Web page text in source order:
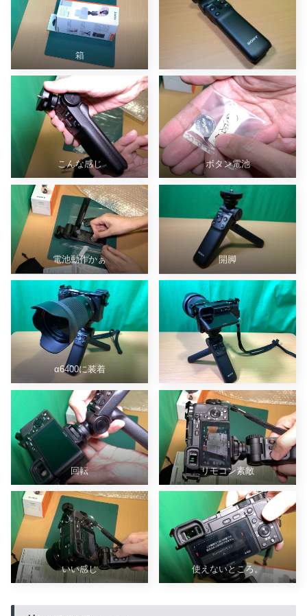
箱
こんな感じ ボタン電池
電池動作かぁ 開脚
α6400に装着
回転 リモコン素敵
いい感じ 使えないところ。